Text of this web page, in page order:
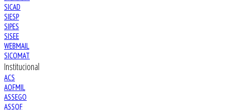
SICAD
SIESP
SIPES
SISEE
WEBMAIL
SICOMAT
Institucional
ACS
AOFMIL
ASSEGO
ASSOF